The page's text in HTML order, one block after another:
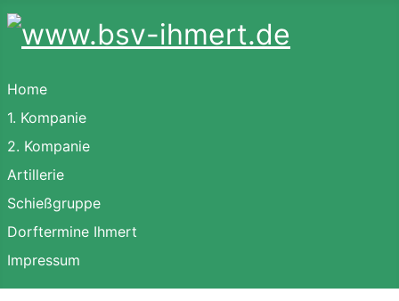
Home
1. Kompanie
2. Kompanie
Artillerie
Schießgruppe
Dorftermine Ihmert
Impressum